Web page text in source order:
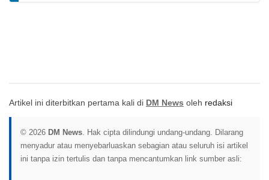
Artikel ini diterbitkan pertama kali di DM News oleh redaksi
© 2026 DM News. Hak cipta dilindungi undang-undang. Dilarang
menyadur atau menyebarluaskan sebagian atau seluruh isi artikel
ini tanpa izin tertulis dan tanpa mencantumkan link sumber asli: